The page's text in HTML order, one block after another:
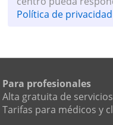
Política de privacidad
Para profesionales
Alta gratuita de
Tarifas para médicos y